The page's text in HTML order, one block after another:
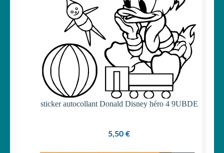
sticker autocollant Donald Disney héro 4 9UBDE
5,50 €